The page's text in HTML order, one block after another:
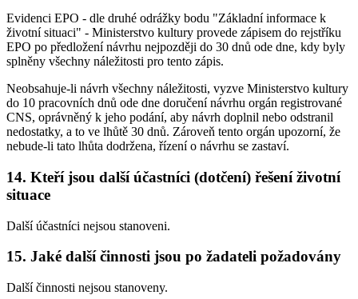
Evidenci EPO - dle druhé odrážky bodu "Základní informace k
životní situaci" - Ministerstvo kultury provede zápisem do rejstříku
EPO po předložení návrhu nejpozději do 30 dnů ode dne, kdy byly
splněny všechny náležitosti pro tento zápis.
Neobsahuje-li návrh všechny náležitosti, vyzve Ministerstvo kultury
do 10 pracovních dnů ode dne doručení návrhu orgán registrované
CNS, oprávněný k jeho podání, aby návrh doplnil nebo odstranil
nedostatky, a to ve lhůtě 30 dnů. Zároveň tento orgán upozorní, že
nebude-li tato lhůta dodržena, řízení o návrhu se zastaví.
14. Kteří jsou další účastníci (dotčení) řešení životní
situace
Další účastníci nejsou stanoveni.
15. Jaké další činnosti jsou po žadateli požadovány
Další činnosti nejsou stanoveny.